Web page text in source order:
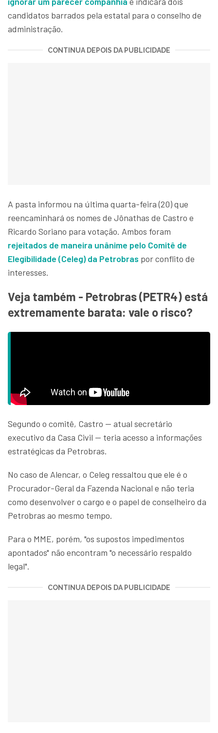
candidatos barrados pela estatal para o conselho de
administração.
CONTINUA DEPOIS DA PUBLICIDADE
A pasta informou na última quarta-feira (20) que
reencaminhará os nomes de Jônathas de Castro e
Ricardo Soriano para votação. Ambos foram
rejeitados de maneira unânime pelo Comitê de
Elegibilidade (Celeg) da Petrobras por conflito de
interesses.
Veja também - Petrobras (PETR4) está
extremamente barata: vale o risco?
Segundo o comitê, Castro — atual secretário
executivo da Casa Civil — teria acesso a informações
estratégicas da Petrobras.
No caso de Alencar, o Celeg ressaltou que ele é o
Procurador-Geral da Fazenda Nacional e não teria
como desenvolver o cargo e o papel de conselheiro da
Petrobras ao mesmo tempo.
Para o MME, porém, "os supostos impedimentos
apontados" não encontram "o necessário respaldo
legal".
CONTINUA DEPOIS DA PUBLICIDADE